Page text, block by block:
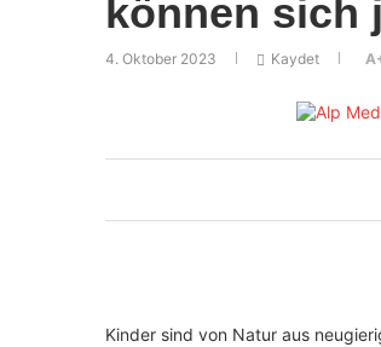
können sich
4. Oktober 2023 Kaydet
Kinder sind von Natur aus